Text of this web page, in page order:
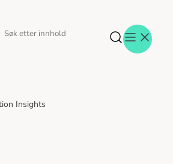
Søk
Søk
Insights